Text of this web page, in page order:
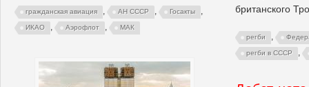
гражданская авиация , АН СССР , Госакты ,
ИКАО , Аэрофлот , МАК
британского
регби ,
регби в СССР ,